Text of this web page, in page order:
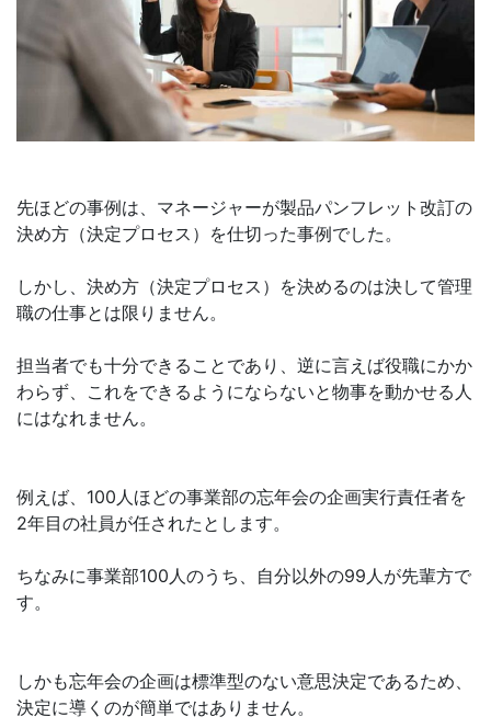
先ほどの事例は、マネージャーが製品パンフレット改訂の
決め方（決定プロセス）を仕切った事例でした。
しかし、決め方（決定プロセス）を決めるのは決して管理
職の仕事とは限りません。
担当者でも十分できることであり、逆に言えば役職にかか
わらず、これをできるようにならないと物事を動かせる人
にはなれません。
例えば、100人ほどの事業部の忘年会の企画実行責任者を
2年目の社員が任されたとします。
ちなみに事業部100人のうち、自分以外の99人が先輩方で
す。
しかも忘年会の企画は標準型のない意思決定であるため、
決定に導くのが簡単ではありません。